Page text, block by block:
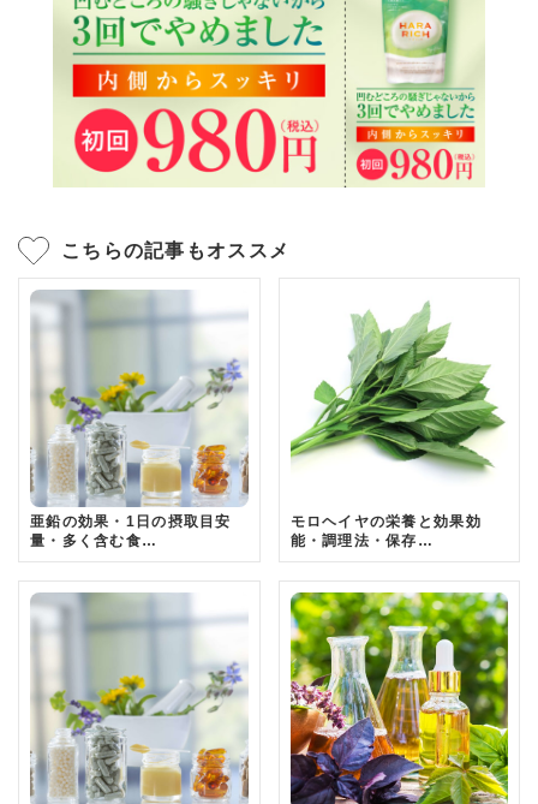
こちらの記事もオススメ
亜鉛の効果・1日の摂取目安
量・多く含む食…
モロヘイヤの栄養と効果効
能・調理法・保存…